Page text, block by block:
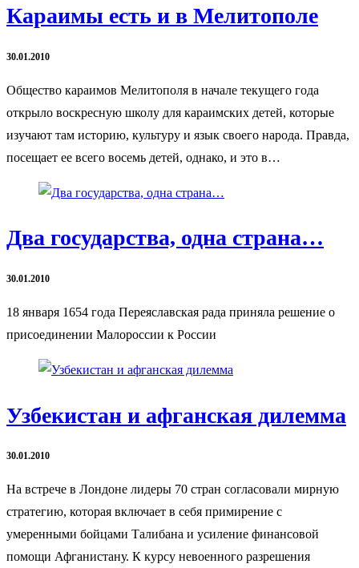
Караимы есть и в Мелитополе
30.01.2010
Общество караимов Мелитополя в начале текущего года
открыло воскресную школу для караимских детей, которые
изучают там историю, культуру и язык своего народа. Правда,
посещает ее всего восемь детей, однако, и это в…
Два государства, одна страна…
30.01.2010
18 января 1654 года Переяславская рада приняла решение о
присоединении Малороссии к России
Узбекистан и афганская дилемма
30.01.2010
На встрече в Лондоне лидеры 70 стран согласовали мирную
стратегию, которая включает в себя примирение с
умеренными бойцами Талибана и усиление финансовой
помощи Афганистану. К курсу невоенного разрешения